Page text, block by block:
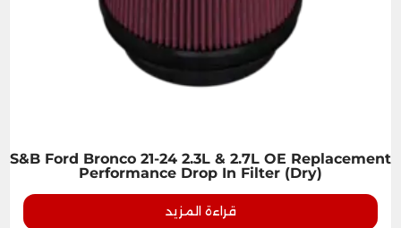
S&B Ford Bronco 21-24 2.3L & 2.7L OE Replacement
Performance Drop In Filter (Dry)
قراءة المزيد